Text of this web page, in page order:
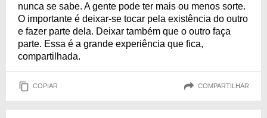
nunca se sabe. A gente pode ter mais ou menos sorte.
O importante é deixar-se tocar pela existência do outro
e fazer parte dela. Deixar também que o outro faça
parte. Essa é a grande experiência que fica,
compartilhada.
COPIAR COMPARTILHAR